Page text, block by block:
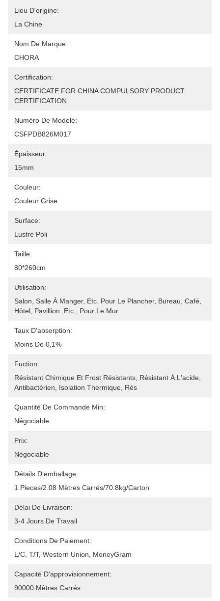
Lieu D'origine:
La Chine
Nom De Marque:
CHORA
Certification:
CERTIFICATE FOR CHINA COMPULSORY PRODUCT
CERTIFICATION
Numéro De Modèle:
CSFPDB826M017
Épaisseur:
15mm
Couleur:
Couleur Grise
Surface:
Lustre Poli
Taille:
80*260cm
Utilisation:
Salon, Salle À Manger, Etc. Pour Le Plancher, Bureau, Café,
Hôtel, Pavillion, Etc., Pour Le Mur
Taux D'absorption:
Moins De 0,1%
Fuction:
Résistant Chimique Et Frost Résistants, Résistant À L'acide,
Antibactérien, Isolation Thermique, Rés
Quantité De Commande Min:
Négociable
Prix:
Négociable
Détails D'emballage:
1 Pieces/2.08 Mètres Carrés/70.8kg/carton
Délai De Livraison:
3-4 Jours De Travail
Conditions De Paiement:
L/C, T/T, Western Union, MoneyGram
Capacité D'approvisionnement:
90000 Mètres Carrés